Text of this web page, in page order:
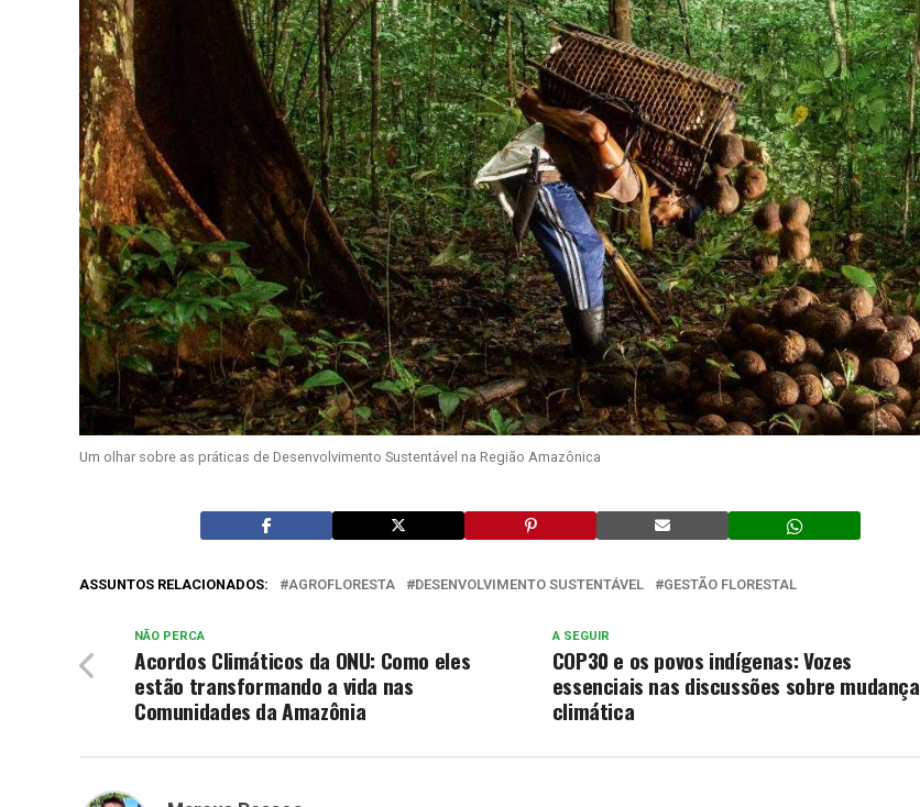
Um olhar sobre as práticas de Desenvolvimento Sustentável na Região Amazônica
ASSUNTOS RELACIONADOS: AGROFLORESTA DESENVOLVIMENTO SUSTENTÁVEL GESTÃO FLORESTAL
A SEGUIR
COP30 e os povos indígenas: Vozes
essenciais nas discussões sobre mudança
climática
NÃO PERCA
Acordos Climáticos da ONU: Como eles
estão transformando a vida nas
Comunidades da Amazônia